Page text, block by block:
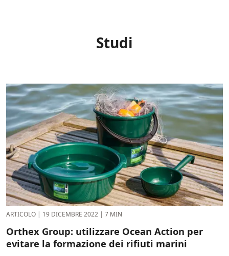
Studi
ARTICOLO | 19 DICEMBRE 2022 | 7 MIN
Orthex Group: utilizzare Ocean Action per
evitare la formazione dei rifiuti marini